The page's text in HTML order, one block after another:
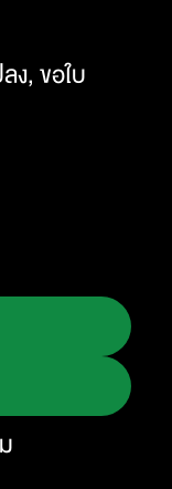
ง, ขอใบ